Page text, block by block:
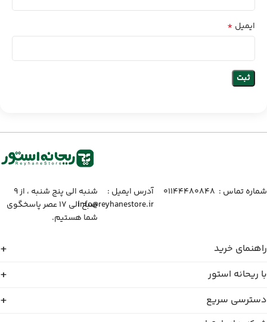
ایمیل *
شماره تماس :‌ ۰۱۱۴۴۴۸۰۸۴۸
آدرس ایمیل :‌
info@reyhanestore.ir
شنبه الی پنج شنبه ، از ۹
صبح الی ۱۷ عصر پاسخگوی
شما هستیم.
راهنمای خرید
با ریحانه استور
دسترسی سریع